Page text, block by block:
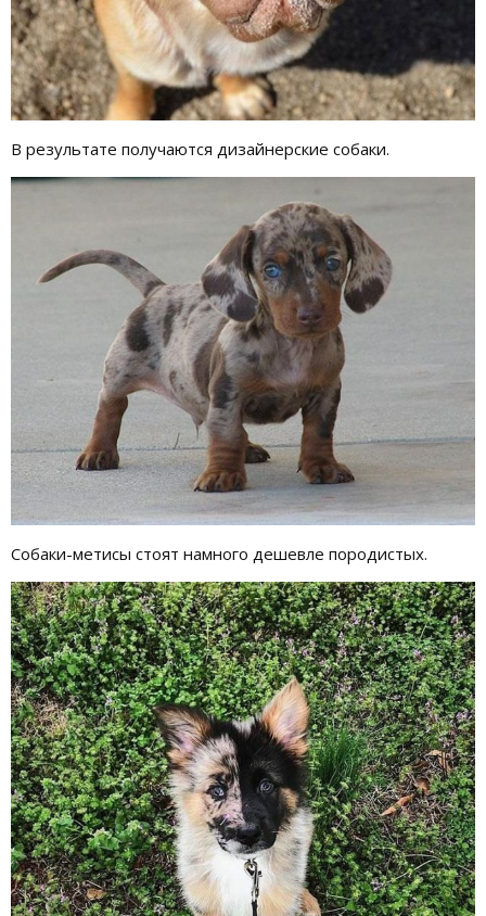
В результате получаются дизайнерские собаки.
Собаки-метисы стоят намного дешевле породистых.